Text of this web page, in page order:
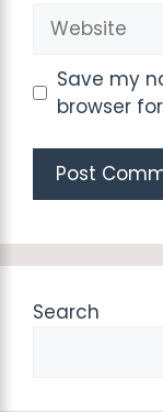
Website
Save my
browser
Search